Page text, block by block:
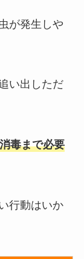
が発生しや
い出しただ
毒まで必要
行動はいか